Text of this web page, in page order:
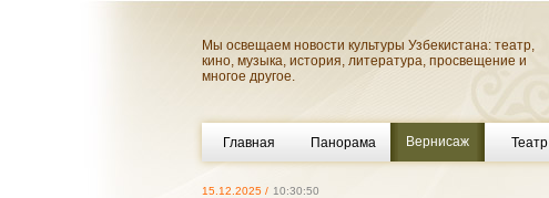
Мы освещаем новости культуры Узбекистана: театр,
кино, музыка, история, литература, просвещение и
многое другое.
Главная Панорама Вернисаж Театр
15.12.2025 / 10:30:50